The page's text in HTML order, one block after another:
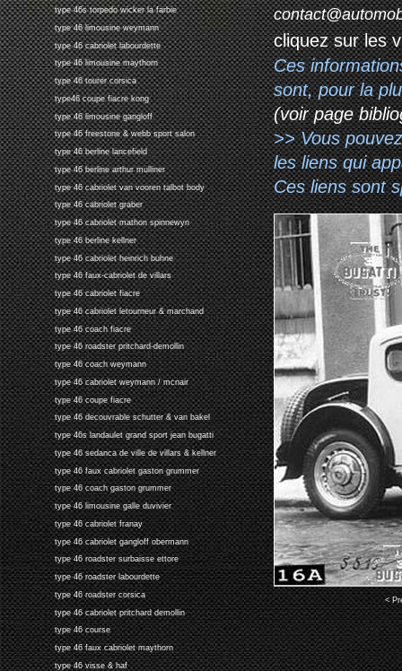
type 46s torpedo wicker la farbie
type 46 limousine weymann
type 46 cabriolet labourdette
type 46 limousine maythorn
type 46 tourer corsica
type46 coupe fiacre kong
type 46 limousine gangloff
type 46 freestone & webb sport salon
type 46 berline lancefield
type 46 berline arthur mulliner
type 46 cabriolet van vooren talbot body
type 46 cabriolet graber
type 46 cabriolet mathon spinnewyn
type 46 berline kellner
type 46 cabriolet heinrich buhne
type 46 faux-cabriolet de villars
type 46 cabriolet fiacre
type 46 cabriolet letourneur & marchand
type 46 coach fiacre
type 46 roadster pritchard-demollin
type 46 coach weymann
type 46 cabriolet weymann / mcnair
type 46 coupe fiacre
type 46 decouvrable schutter & van bakel
type 46s landaulet grand sport jean bugatti
type 46 sedanca de ville de villars & kellner
type 46 faux cabriolet gaston grummer
type 46 coach gaston grummer
type 46 limousine galle duvivier
type 46 cabriolet franay
type 46 cabriolet gangloff obermann
type 46 roadster surbaisse ettore
type 46 roadster labourdette
type 46 roadster corsica
type 46 cabriolet pritchard demollin
type 46 course
type 46 faux cabriolet maythorn
type 46 visse & haf
cliquez sur les
Ces
sont, pour la
(voir page
>> Vous
les liens qui
Ces liens sont
<